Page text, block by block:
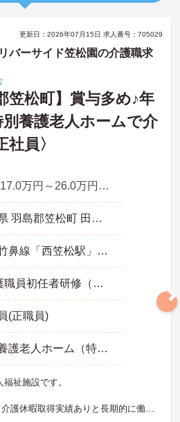
更新日：2026年07月15日 求人番号：705029
ーサイド笠松園の介護職求
笠松町】賞与多め♪年
養護老人ホームで介
員〉
月収 17.0万円～26.0万円程度（諸手当込）
岐阜県 羽島郡笠松町 田代621番地の1
名鉄竹鼻線「西笠松駅」バス・車5分
■介護職員初任者研修（ヘルパー2級）以上 ■普通自動車免許（AT限定可） ■介護経験のある方優遇
(正職員)
特別養護老人ホーム（特養）
祉施設です。
護休暇取得実績ありと長期的に働き